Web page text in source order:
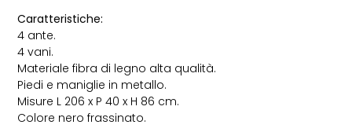
Caratteristiche:
4 ante.
4 vani.
Materiale fibra di legno alta qualità.
Piedi e maniglie in metallo.
Misure L 206 x P 40 x H 86 cm.
Colore nero frassinato.